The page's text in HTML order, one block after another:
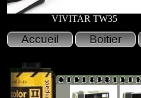
VIVITAR TW35